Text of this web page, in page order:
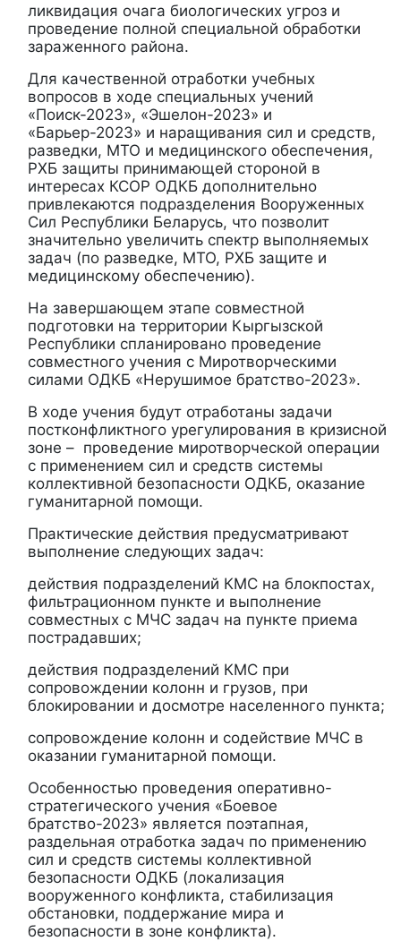
ликвидация очага биологических угроз и
проведение полной специальной обработки
зараженного района.
Для качественной отработки учебных
вопросов в ходе специальных учений
«Поиск-2023», «Эшелон-2023» и
«Барьер-2023» и наращивания сил и средств,
разведки, МТО и медицинского обеспечения,
РХБ защиты принимающей стороной в
интересах КСОР ОДКБ дополнительно
привлекаются подразделения Вооруженных
Сил Республики Беларусь, что позволит
значительно увеличить спектр выполняемых
задач (по разведке, МТО, РХБ защите и
медицинскому обеспечению).
На завершающем этапе совместной
подготовки на территории Кыргызской
Республики спланировано проведение
совместного учения с Миротворческими
силами ОДКБ «Нерушимое братство-2023».
В ходе учения будут отработаны задачи
постконфликтного урегулирования в кризисной
зоне – проведение миротворческой операции
с применением сил и средств системы
коллективной безопасности ОДКБ, оказание
гуманитарной помощи.
Практические действия предусматривают
выполнение следующих задач:
действия подразделений КМС на блокпостах,
фильтрационном пункте и выполнение
совместных с МЧС задач на пункте приема
пострадавших;
действия подразделений КМС при
сопровождении колонн и грузов, при
блокировании и досмотре населенного пункта;
сопровождение колонн и содействие МЧС в
оказании гуманитарной помощи.
Особенностью проведения оперативно-
стратегического учения «Боевое
братство-2023» является поэтапная,
раздельная отработка задач по применению
сил и средств системы коллективной
безопасности ОДКБ (локализация
вооруженного конфликта, стабилизация
обстановки, поддержание мира и
безопасности в зоне конфликта).